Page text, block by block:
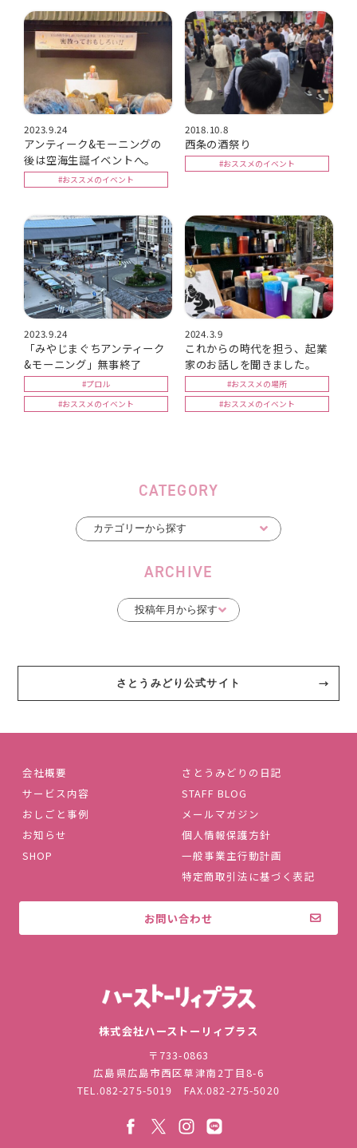
2023.9.24
アンティーク&モーニングの
後は空海生誕イベントへ。
#おススメのイベント
2018.10.8
西条の酒祭り
#おススメのイベント
2023.9.24
「みやじまぐちアンティーク
&モーニング」無事終了
#プロル
#おススメのイベント
2024.3.9
これからの時代を担う、起業
家のお話しを聞きました。
#おススメの場所
#おススメのイベント
CATEGORY
ARCHIVE
さとうみどり公式サイト
会社概要
サービス内容
おしごと事例
お知らせ
SHOP
さとうみどりの日記
STAFF BLOG
メールマガジン
個人情報保護方針
一般事業主行動計画
特定商取引法に基づく表記
お問い合わせ
株式会社ハーストーリィプラス
〒733-0863
広島県広島市西区草津南2丁目8-6
TEL.082-275-5019 FAX.082-275-5020